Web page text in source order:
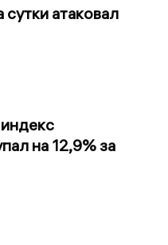
атаковал
на 12,9% за